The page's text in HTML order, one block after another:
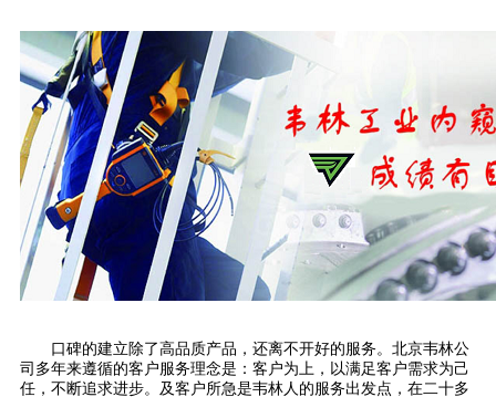
口碑的建立除了高品质产品，还离不开好的服务。北京韦林公
司多年来遵循的客户服务理念是：客户为上，以满足客户需求为己
任，不断追求进步。及客户所急是韦林人的服务出发点，在二十多